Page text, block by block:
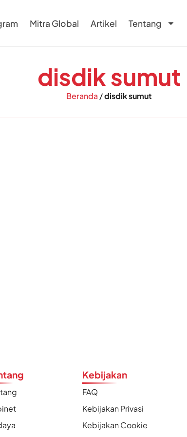
Mitra Global Artikel Tentang
disdik sumut
Beranda /disdik sumut
Kebijakan
FAQ
Kebijakan Privasi
Kebijakan Cookie